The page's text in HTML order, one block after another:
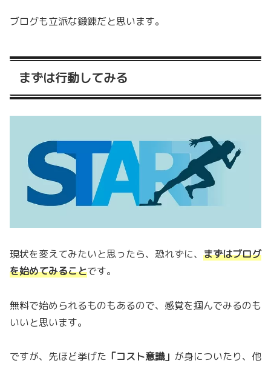
ブログも立派な鍛錬だと思います。
まずは行動してみる
現状を変えてみたいと思ったら、恐れずに、 まずはブログ
を始めてみることです。
無料で始められるものもあるので、感覚を掴んでみるのも
いいと思います。
ですが、先ほど挙げた 「コスト意識」 が身についたり、他